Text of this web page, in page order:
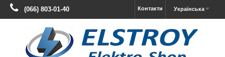
Українська
Контакти
(066) 803-01-40